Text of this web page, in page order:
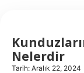
Nelerdir
Tarih: Aralık 22, 2024